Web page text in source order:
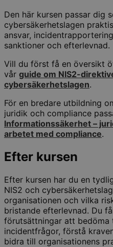
Den här kursen passar dig
cybersäkerhetslagen
ansvar,
sanktioner och efterlevnad.
Vill du först få en översikt
vår guide om NIS2-
cybersäkerhetslagen.
För en bredare utbildning
juridik och compliance
Informationssäkerhet –
arbetet med compliance.
Efter kursen
Efter kursen har du en
NIS2 och
organisationen och vilka
bristande efterlevnad. Du
förutsättningar att bedöma
incidentfrågor, förstå
bidra till organisationens